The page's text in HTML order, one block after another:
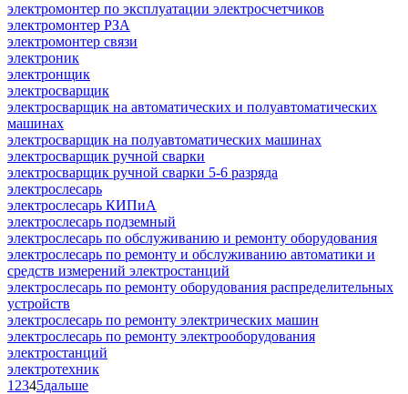
электромонтер по эксплуатации электросчетчиков
электромонтер РЗА
электромонтер связи
электроник
электронщик
электросварщик
электросварщик на автоматических и полуавтоматических
машинах
электросварщик на полуавтоматических машинах
электросварщик ручной сварки
электросварщик ручной сварки 5-6 разряда
электрослесарь
электрослесарь КИПиА
электрослесарь подземный
электрослесарь по обслуживанию и ремонту оборудования
электрослесарь по ремонту и обслуживанию автоматики и
средств измерений электростанций
электрослесарь по ремонту оборудования распределительных
устройств
электрослесарь по ремонту электрических машин
электрослесарь по ремонту электрооборудования
электростанций
электротехник
1 2345дальше